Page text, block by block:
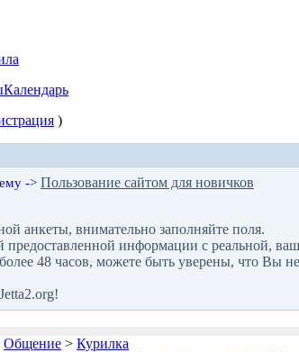
Календарь
)
-> Пользование сайтом для новичков
анкеты, внимательно заполняйте поля.
информации с реальной,
48 часов, можете быть уверены, что Вы
Общение > Курилка